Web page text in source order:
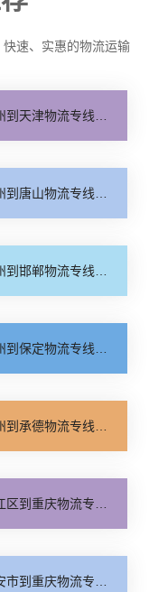
速、实惠的物流运输
津物流专线_高效快运「运价查询」
山物流专线_准时准点「一站式托运」
郸物流专线_高效快运「来电咨询」
定物流专线_快速响应「怎么收费」
德物流专线_保证时效「专业靠谱」
重庆物流专线_无需中转「运价行情」
重庆物流专线_运费多少「专线快运」